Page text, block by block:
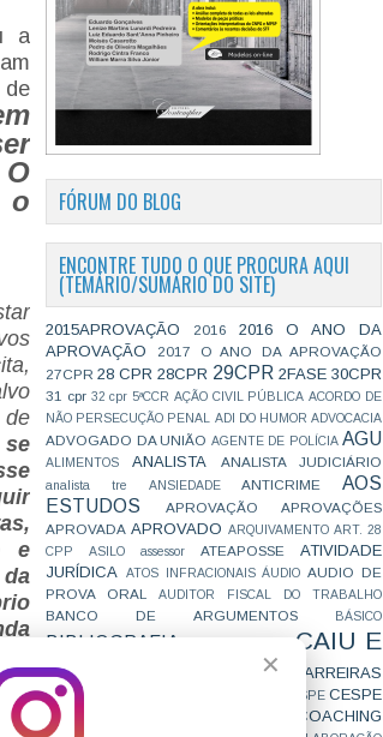
✕
a
de
O
o
de
se
e
e
FÓRUM DO BLOG
ENCONTRE TUDO O QUE PROCURA AQUI
(TEMÁRIO/SUMÁRIO DO SITE)
2015APROVAÇÃO 2016
2016 O ANO DA
APROVAÇÃO
2017 O ANO DA APROVAÇÃO
27CPR 28 CPR 28CPR 29CPR 2FASE 30CPR
31 cpr 32 cpr 5ªCCR AÇÃO CIVIL PÚBLICA ACORDO DE
NÃO PERSECUÇÃO PENAL
ADI DO HUMOR ADVOCACIA
ADVOGADO DA UNIÃO AGENTE DE POLÍCIA AGU
ALIMENTOS ANALISTA ANALISTA JUDICIÁRIO
analista tre ANSIEDADE ANTICRIME
AOS
ESTUDOS
APROVAÇÃO
APROVAÇÕES
APROVADA APROVADO ARQUIVAMENTO ART. 28
CPP
ASILO assessor ATEAPOSSE
ATIVIDADE
JURÍDICA
ATOS INFRACIONAIS ÁUDIO AUDIO DE
PROVA ORAL
AUDITOR FISCAL DO TRABALHO
BANCO DE ARGUMENTOS BÁSICO
BIBLIOGRAFIA
CAIU E
VAI CAIR
CARREIRAS
CARREIRAS
JURÍDICAS
CEBRASPE CESPE
CF COACHING